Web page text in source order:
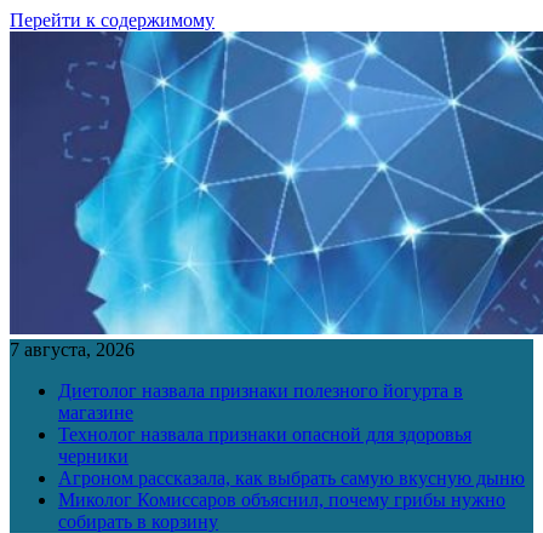
Перейти к содержимому
7 августа, 2026
Диетолог назвала признаки полезного йогурта в
магазине
Технолог назвала признаки опасной для здоровья
черники
Агроном рассказала, как выбрать самую вкусную дыню
Миколог Комиссаров объяснил, почему грибы нужно
собирать в корзину